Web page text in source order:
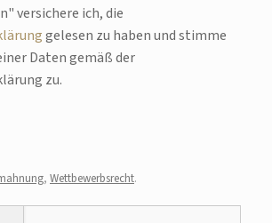
Feld leer.
versichere ich, die
gelesen zu haben und stimme
Daten gemäß der
zu.
, Wettbewerbsrecht.